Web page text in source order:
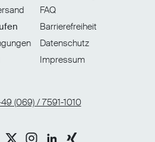
FAQ
Barrierefreiheit
Datenschutz
Impressum
(069) / 7591-1010